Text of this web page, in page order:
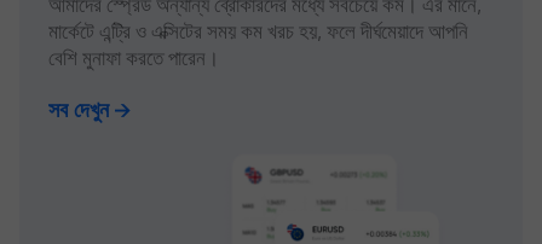
আমাদের স্প্রেড অন্যান্য ব্রোকারদের মধ্যে সবচেয়ে কম। এর মানে,
মার্কেটে এন্ট্রি ও এক্সিটের সময় কম খরচ হয়, ফলে দীর্ঘমেয়াদে আপনি
বেশি মুনাফা করতে পারেন।
সব দেখুন